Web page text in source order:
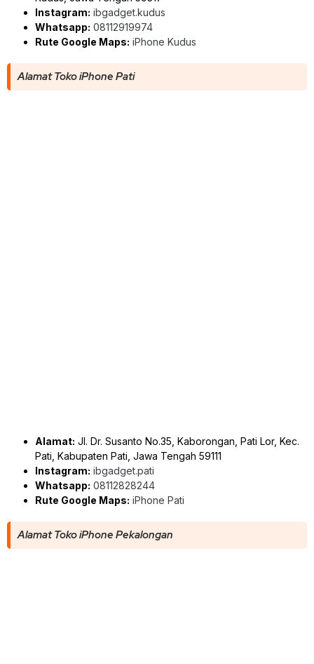
Instagram: ibgadget.kudus
Whatsapp: 08112919974
Rute Google Maps: iPhone Kudus
Alamat Toko iPhone Pati
Alamat: Jl. Dr. Susanto No.35, Kaborongan, Pati Lor, Kec.
Pati, Kabupaten Pati, Jawa Tengah 59111
Instagram: ibgadget.pati
Whatsapp: 08112828244
Rute Google Maps: iPhone Pati
Alamat Toko iPhone Pekalongan